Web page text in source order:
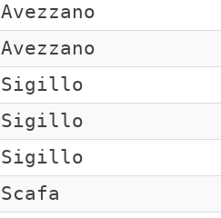
Avezzano
Avezzano
Sigillo
Sigillo
Sigillo
Scafa